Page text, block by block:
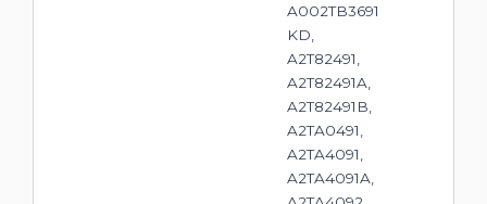
A002TB3691
KD,
A2T82491,
A2T82491A,
A2T82491B,
A2TA0491,
A2TA4091,
A2TA4091A,